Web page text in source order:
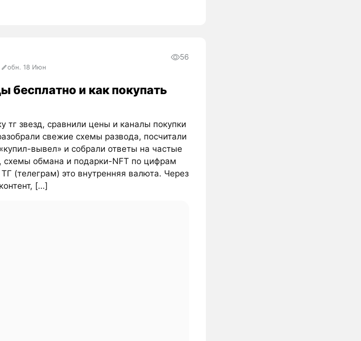
обн. 18 Июн
56
бесплатно и как покупать
тг звезд, сравнили цены и каналы покупки
свежие схемы развода, посчитали
вывел» и собрали ответы на частые
схемы обмана и подарки-NFT по цифрам
(телеграм) это внутренняя валюта. Через
[…]